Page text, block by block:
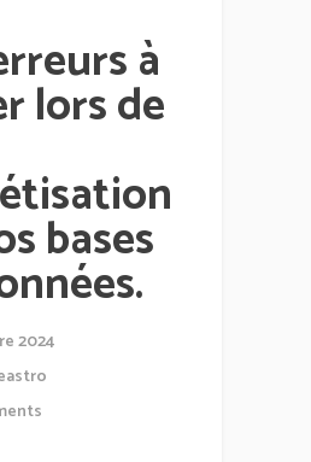
à
lors de
bases
2024